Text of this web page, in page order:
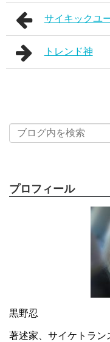
サイキックユ
トレンド神
プロフィール
黒野忍
著述家、サイケトラン